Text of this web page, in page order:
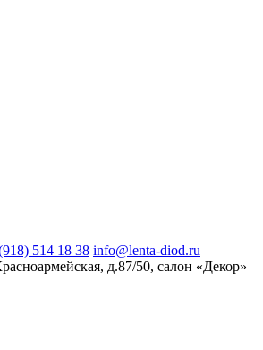
514 18 38 info@lenta-diod.ru
д.87/50, салон «Декор»